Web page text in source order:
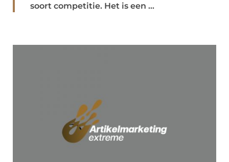
soort competitie. Het is een ...